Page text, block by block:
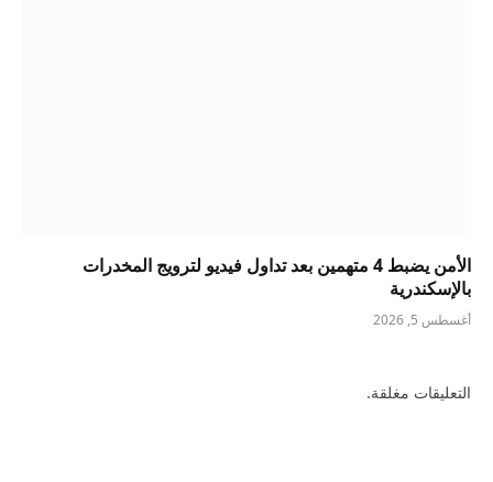
الأمن يضبط 4 متهمين بعد تداول فيديو لترويج المخدرات
بالإسكندرية
أغسطس 5, 2026
التعليقات مغلقة.